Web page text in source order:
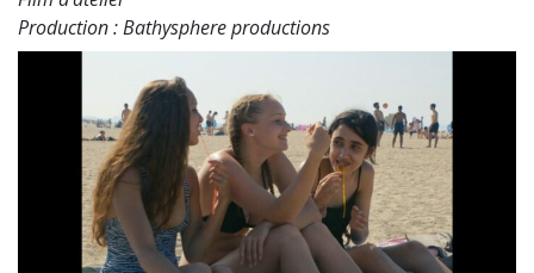
Production : Bathysphere productions